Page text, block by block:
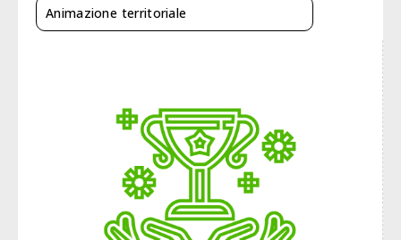
Animazione territoriale